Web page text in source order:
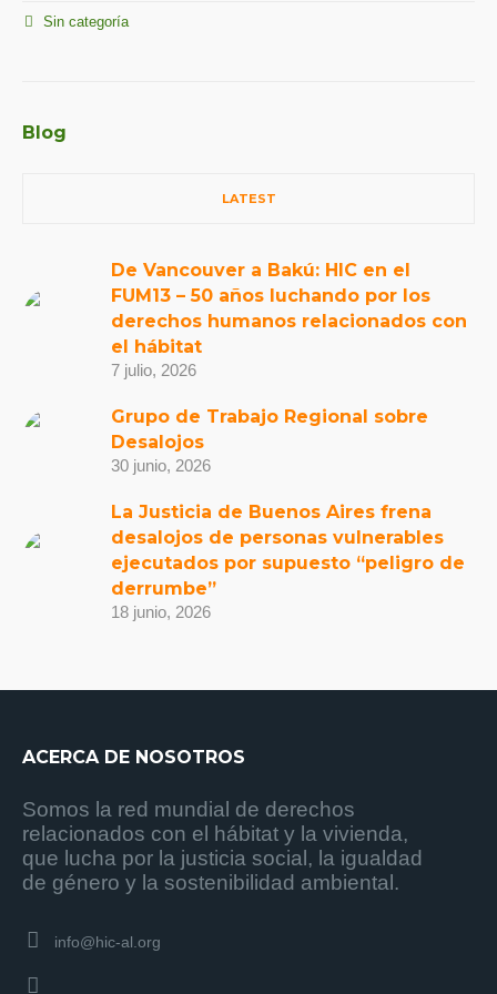
Sin categoría
Blog
LATEST
De Vancouver a Bakú: HIC en el
FUM13 – 50 años luchando por los
derechos humanos relacionados con
el hábitat
7 julio, 2026
Grupo de Trabajo Regional sobre
Desalojos
30 junio, 2026
La Justicia de Buenos Aires frena
desalojos de personas vulnerables
ejecutados por supuesto “peligro de
derrumbe”
18 junio, 2026
ACERCA DE NOSOTROS
Somos la red mundial de derechos
relacionados con el hábitat y la vivienda,
que lucha por la justicia social, la igualdad
de género y la sostenibilidad ambiental.
info@hic-al.org